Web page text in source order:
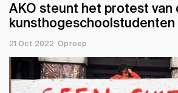
AKO steunt het protest van
kunsthogeschoolstudenten
21 Oct 2022 Oproep